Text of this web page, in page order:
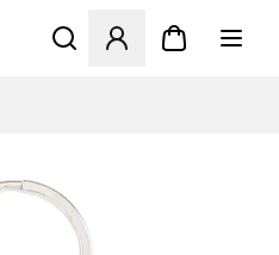
Åbner en Modal til at